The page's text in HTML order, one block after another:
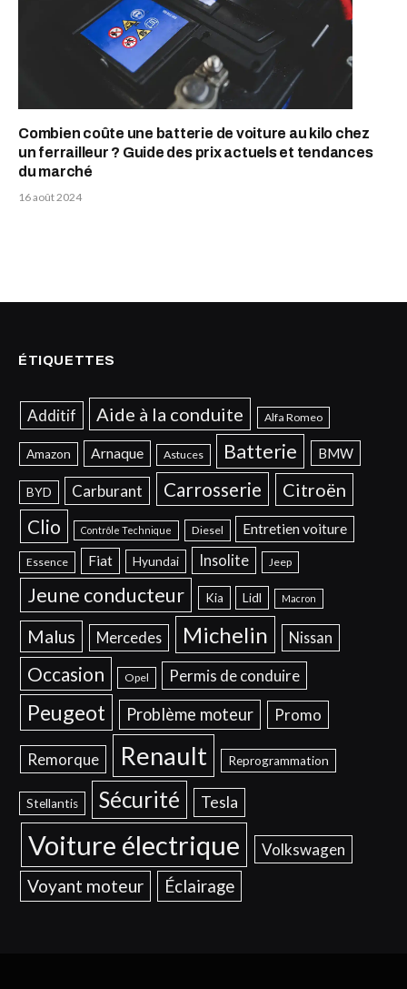
Combien coûte une batterie de voiture au kilo chez
un ferrailleur ? Guide des prix actuels et tendances
du marché
16 août 2024
ÉTIQUETTES
Additif Aide à la conduite Alfa Romeo
Amazon Arnaque Astuces Batterie BMW
BYD Carburant Carrosserie Citroën
Clio Contrôle Technique Diesel Entretien voiture
Essence Fiat Hyundai Insolite Jeep
Jeune conducteur Kia Lidl Macron
Malus Mercedes Michelin Nissan
Occasion Opel Permis de conduire
Peugeot Problème moteur Promo
Remorque Renault Reprogrammation
Stellantis Sécurité Tesla
Voiture électrique Volkswagen
Voyant moteur Éclairage